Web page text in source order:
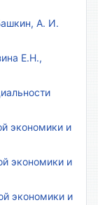
А. И.
Е.Н.,
экономики и
экономики и
экономики и